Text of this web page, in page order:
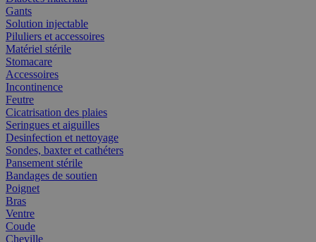
Gants
Solution injectable
Piluliers et accessoires
Matériel stérile
Stomacare
Accessoires
Incontinence
Feutre
Cicatrisation des plaies
Seringues et aiguilles
Desinfection et nettoyage
Sondes, baxter et cathéters
Pansement stérile
Bandages de soutien
Poignet
Bras
Ventre
Coude
Cheville